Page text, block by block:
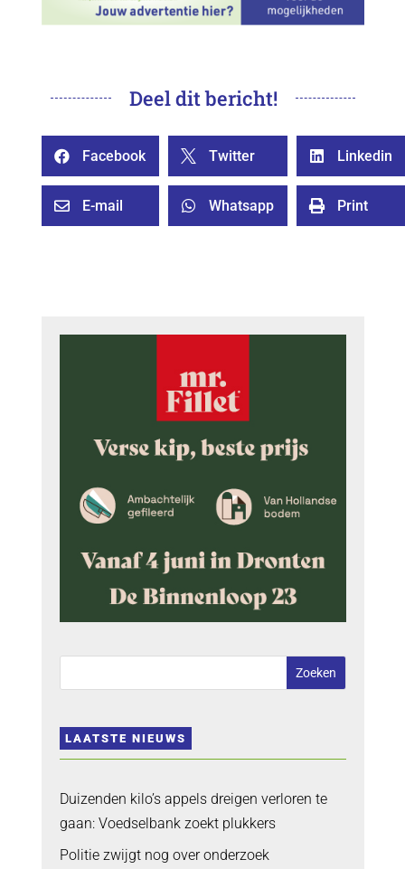
Deel dit bericht!
 Facebook  Twitter  Linkedin
 E-mail  Whatsapp  Print
LAATSTE NIEUWS
Duizenden kilo’s appels dreigen verloren te
gaan: Voedselbank zoekt plukkers
Politie zwijgt nog over onderzoek